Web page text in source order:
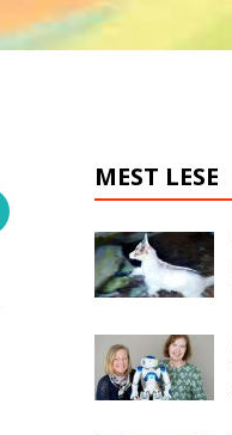
MEST LESE